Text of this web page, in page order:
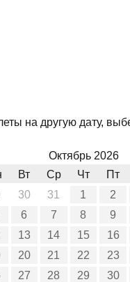
на другую дату,
Октябрь 2026
Вт Ср Чт
Пт
30 31 1
2
6 7 8
9
13 14 15
16
20 21 22
23
27 28 29
30